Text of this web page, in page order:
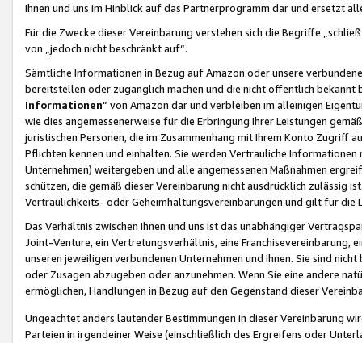
Ihnen und uns im Hinblick auf das Partnerprogramm dar und ersetzt
Für die Zwecke dieser Vereinbarung verstehen sich die Begriffe
von „jedoch nicht beschränkt auf“.
Sämtliche Informationen in Bezug auf Amazon oder unsere
bereitstellen oder zugänglich machen und die nicht öffentlich
Informationen“ von Amazon dar und verbleiben im alleinigen
wie dies angemessenerweise für die Erbringung Ihrer Leistungen
juristischen Personen, die im Zusammenhang mit Ihrem Konto
Pflichten kennen und einhalten. Sie werden Vertrauliche
Unternehmen) weitergeben und alle angemessenen Maßnahmen
schützen, die gemäß dieser Vereinbarung nicht ausdrücklich zulässig
Vertraulichkeits- oder Geheimhaltungsvereinbarungen und gilt für die
Das Verhältnis zwischen Ihnen und uns ist das unabhängiger
Joint-Venture, ein Vertretungsverhältnis, eine Franchisevereinbarung,
unseren jeweiligen verbundenen Unternehmen und Ihnen. Sie sind
oder Zusagen abzugeben oder anzunehmen. Wenn Sie eine andere
ermöglichen, Handlungen in Bezug auf den Gegenstand dieser
Ungeachtet anders lautender Bestimmungen in dieser Vereinbarung
Parteien in irgendeiner Weise (einschließlich des Ergreifens oder